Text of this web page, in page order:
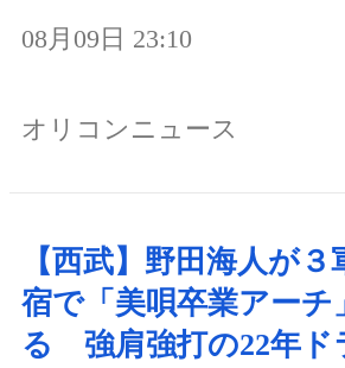
08月09日 23:10
オリコンニュース
【西武】野田海人が３
宿で「美唄卒業アーチ
る 強肩強打の22年ド